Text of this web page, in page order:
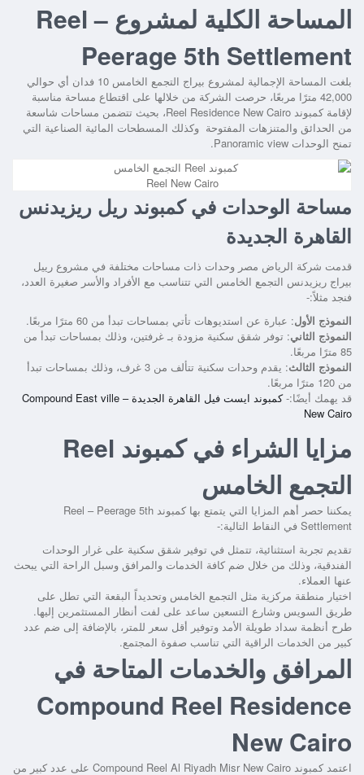
المساحة الكلية لمشروع Reel –
Peerage 5th Settlement
بلغت المساحة الإجمالية لمشروع بيراج التجمع الخامس 10 فدان أي حوالي
42,000 مترًا مربعًا، حرصت الشركة من خلالها على اقتطاع مساحة مناسبة
لإقامة كمبوند Reel Residence New Cairo، بحيث تتضمن مساحات شاسعة
من الحدائق والمتنزهات المفتوحة وكذلك المسطحات المائية الصناعية التي
تمنح الوحدات Panoramic view.
Reel New Cairo
مساحة الوحدات في كمبوند ريل ريزيدنس
القاهرة الجديدة
قدمت شركة الرياض مصر وحدات ذات مساحات مختلفة في مشروع رييل
بيراج ريزيدنس التجمع الخامس التي تتناسب مع الأفراد والأسر صغيرة العدد،
فنجد مثلاً:-
النموذج الأول: عبارة عن استديوهات تأتي بمساحات تبدأ من 60 مترًا مربعًا.
النموذج الثاني: توفر شقق سكنية مزودة بـ غرفتين، وذلك بمساحات تبدأ من
85 مترًا مربعًا.
النموذج الثالث
: يقدم وحدات سكنية تتألف من 3 غرف، وذلك بمساحات تبدأ
من 120 مترًا مربعًا.
قد يهمك أيضًا:-
كمبوند ايست فيل القاهرة الجديدة – Compound East ville
New Cairo
مزايا الشراء في كمبوند Reel
التجمع الخامس
يمكننا حصر أهم المزايا التي يتمتع بها كمبوند Reel – Peerage 5th
Settlement في النقاط التالية:-
تقديم تجربة استثنائية، تتمثل في توفير شقق سكنية على غرار الوحدات
الفندقية، وذلك من خلال ضم كافة الخدمات والمرافق وسبل الراحة التي يبحث
عنها العملاء.
اختيار منطقة مركزية مثل التجمع الخامس وتحديداً البقعة التي تطل على
طريق السويس وشارع التسعين ساعد على لفت أنظار المستثمرين إليها.
طرح أنظمة سداد طويلة الأمد وتوفير أقل سعر للمتر، بالإضافة إلى ضم عدد
كبير من الخدمات الراقية التي تناسب صفوة المجتمع.
المرافق والخدمات المتاحة في
Compound Reel Residence
New Cairo
اعتمد كمبوند Compound Reel Al Riyadh Misr New Cairo على عدد كبير من